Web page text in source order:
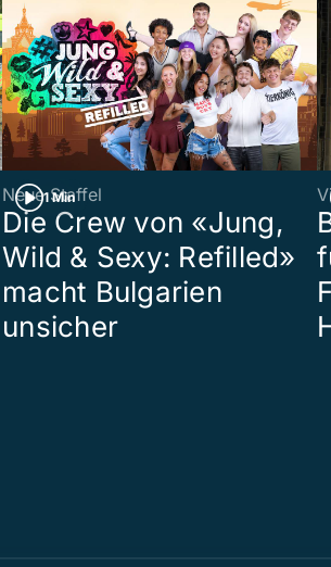
1 Min
Neue Staffel
Die Crew von «Jung,
Wild & Sexy: Refilled»
macht Bulgarien
unsicher